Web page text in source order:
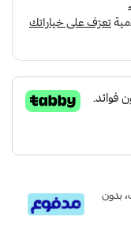
4 وحتى 6 دفعات، بدون